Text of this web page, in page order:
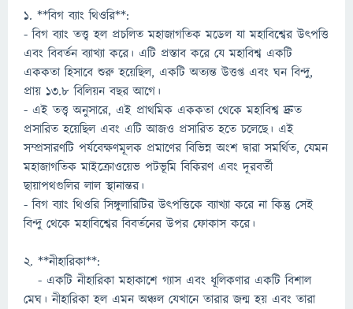
1. **বিগ ব্যাং থিওরি**:
- বিগ ব্যাং তত্ত্ব হল প্রচলিত মহাজাগতিক মডেল যা মহাবিশ্বের উৎপত্তি
এবং বিবর্তন ব্যাখ্যা করে। এটি প্রস্তাব করে যে মহাবিশ্ব একটি
এককতা হিসাবে শুরু হয়েছিল, একটি অত্যন্ত উত্তপ্ত এবং ঘন বিন্দু,
প্রায় 13.8 বিলিয়ন বছর আগে।
- এই তত্ত্ব অনুসারে, এই প্রাথমিক এককতা থেকে মহাবিশ্ব দ্রুত
প্রসারিত হয়েছিল এবং এটি আজও প্রসারিত হতে চলেছে। এই
সম্প্রসারণটি পর্যবেক্ষণমূলক প্রমাণের বিভিন্ন অংশ দ্বারা সমর্থিত, যেমন
মহাজাগতিক মাইক্রোওয়েভ পটভূমি বিকিরণ এবং দূরবর্তী
ছায়াপথগুলির লাল স্থানান্তর।
- বিগ ব্যাং থিওরি সিঙ্গুলারিটির উৎপত্তিকে ব্যাখ্যা করে না কিন্তু সেই
বিন্দু থেকে মহাবিশ্বের বিবর্তনের উপর ফোকাস করে।
2. **নীহারিকা**:
- একটি নীহারিকা মহাকাশে গ্যাস এবং ধূলিকণার একটি বিশাল
মেঘ। নীহারিকা হল এমন অঞ্চল যেখানে তারার জন্ম হয় এবং তারা